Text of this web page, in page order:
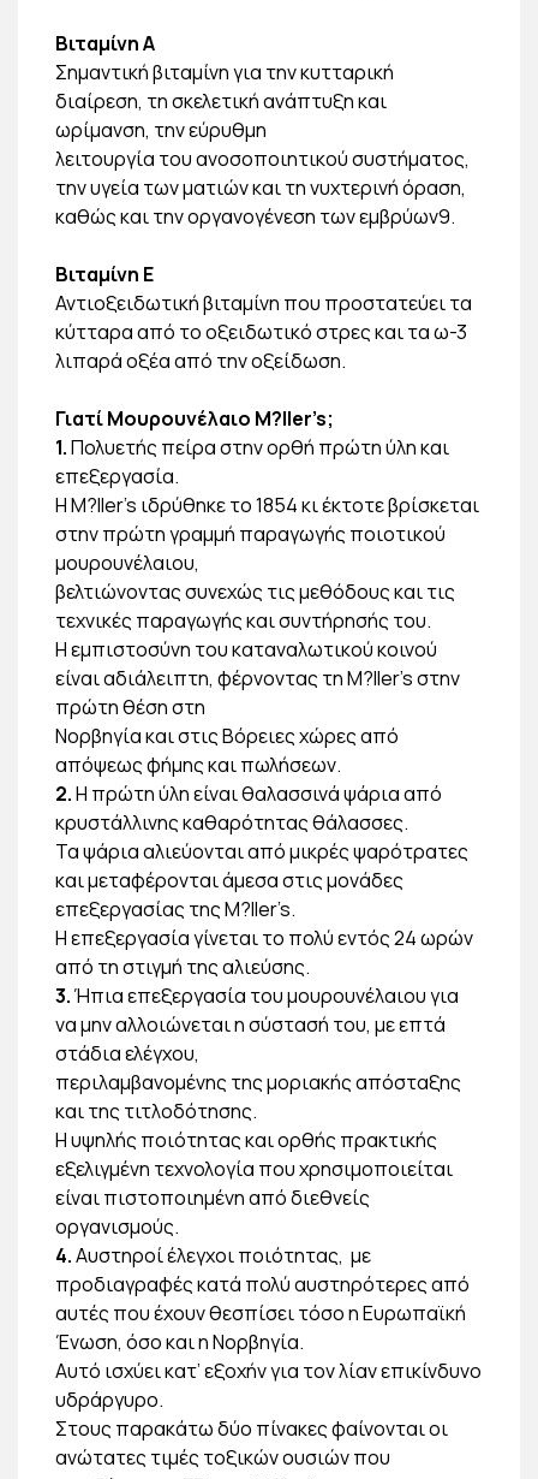
Βιταμίνη Α
Σημαντική βιταμίνη για την κυτταρική
διαίρεση, τη σκελετική ανάπτυξη και
ωρίμανση, την εύρυθμη
λειτουργία του ανοσοποιητικού συστήματος,
την υγεία των ματιών και τη νυχτερινή όραση,
καθώς και την οργανογένεση των εμβρύων9.
Βιταμίνη Ε
Αντιοξειδωτική βιταμίνη που προστατεύει τα
κύτταρα από το οξειδωτικό στρες και τα ω-3
λιπαρά οξέα από την οξείδωση.
Γιατί Μουρουνέλαιο M?ller’s;
1.Πολυετής πείρα στην ορθή πρώτη ύλη και
επεξεργασία.
Η M?ller’s ιδρύθηκε το 1854 κι έκτοτε βρίσκεται
στην πρώτη γραμμή παραγωγής ποιοτικού
μουρουνέλαιου,
βελτιώνοντας συνεχώς τις μεθόδους και τις
τεχνικές παραγωγής και συντήρησής του.
Η εμπιστοσύνη του καταναλωτικού κοινού
είναι αδιάλειπτη, φέρνοντας τη M?ller’s στην
πρώτη θέση στη
Νορβηγία και στις Βόρειες χώρες από
απόψεως φήμης και πωλήσεων.
2.Η πρώτη ύλη είναι θαλασσινά ψάρια από
κρυστάλλινης καθαρότητας θάλασσες.
Τα ψάρια αλιεύονται από μικρές ψαρότρατες
και μεταφέρονται άμεσα στις μονάδες
επεξεργασίας της M?ller’s.
Η επεξεργασία γίνεται το πολύ εντός 24 ωρών
από τη στιγμή της αλιεύσης.
3.Ήπια επεξεργασία του μουρουνέλαιου για
να μην αλλοιώνεται η σύστασή του, με επτά
στάδια ελέγχου,
περιλαμβανομένης της μοριακής απόσταξης
και της τιτλοδότησης.
Η υψηλής ποιότητας και ορθής πρακτικής
εξελιγμένη τεχνολογία που χρησιμοποιείται
είναι πιστοποιημένη από διεθνείς
οργανισμούς.
4.Αυστηροί έλεγχοι ποιότητας, με
προδιαγραφές κατά πολύ αυστηρότερες από
αυτές που έχουν θεσπίσει τόσο η Ευρωπαϊκή
Ένωση, όσο και η Νορβηγία.
Αυτό ισχύει κατ’ εξοχήν για τον λίαν επικίνδυνο
υδράργυρο.
Στους παρακάτω δύο πίνακες φαίνονται οι
ανώτατες τιμές τοξικών ουσιών που